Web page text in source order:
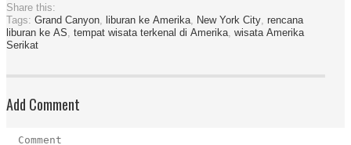
Share this:
Tags: Grand Canyon liburan ke Amerika New York City rencana
liburan ke AS tempat wisata terkenal di Amerika wisata Amerika
Serikat
Add Comment